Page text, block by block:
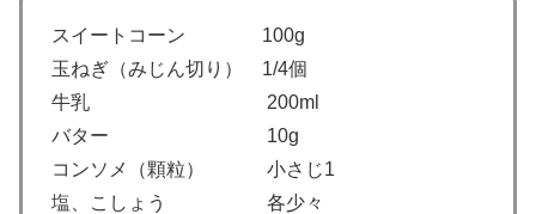
スイートコーン 100g
玉ねぎ（みじん切り） 1/4個
牛乳 200ml
バター 10g
コンソメ（顆粒） 小さじ1
塩、こしょう 各少々